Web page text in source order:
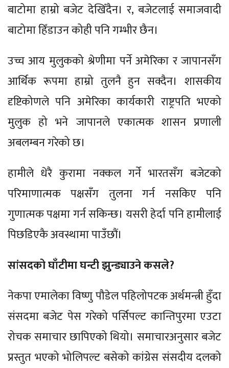
बाटोमा हाम्रो बजेट देखिँदैन। र, बजेटलाई समाजवादी
बाटोमा हिँडाउन कोही पनि गम्भीर छैन।
उच्च आय मुलुकको श्रेणीमा पर्ने अमेरिका र जापानसँग
आर्थिक रूपमा हाम्रो तुलनै हुन सक्दैन। शासकीय
दृष्टिकोणले पनि अमेरिका कार्यकारी राष्ट्रपति भएको
मुलुक हो भने जापानले एकात्मक शासन प्रणाली
अबलम्बन गरेको छ।
हामीले धेरै कुरामा नक्कल गर्ने भारतसँग बजेटको
परिमाणात्मक पक्षसँग तुलना गर्न नसकिए पनि
गुणात्मक पक्षमा गर्न सकिन्छ। यसरी हेर्दा पनि हामीलाई
पिछडिएकै अवस्थामा पाउँछौं।
सांसदको घाँटीमा घन्टी झुन्ड्याउने कसले?
नेकपा एमालेका विष्णु पौडेल पहिलोपटक अर्थमन्त्री हुँदा
संसदमा बजेट पेस गरेको पर्सिपल्ट कान्तिपुरमा एउटा
रोचक समाचार छापिएको थियो। समाचारअनुसार बजेट
प्रस्तुत भएको भोलिपल्ट बसेको कांग्रेस संसदीय दलको